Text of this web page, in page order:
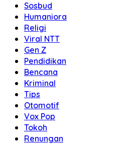
Sosbud
Humaniora
Religi
Viral NTT
Gen Z
Pendidikan
Bencana
Kriminal
Tips
Otomotif
Vox Pop
Tokoh
Renungan